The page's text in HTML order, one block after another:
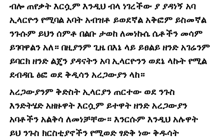
ብሎ ጠየቃት እርሷም እንዲህ ብላ ነገረችው ያ ያዳነኝ አባ
ኢላርዮን የሚባል አባት አብዝቶ ይወደኛል አቅፎም ይስመኛል
ንጉሱም ይህን ሰምቶ በልቡ ታወከ ለመነኩሴ ሴቶችን መሳም
ይገባዋልን አለ። በዚያንም ጊዜ በእኔ ላይ ይፀልይ ዘንድ አገሬንም
ይባርክ ዘንድ ልጄን ያዳናትን አባ ኢላርዮንን ወደኔ ላኩት የሚል
ደብዳቤ ፅፎ ወደ ቅዲሳን አረጋውያን ላከ።
አረጋውያንም ቅድስት ኢላርያን ጠርተው ወደ ንጉስ
እንድትሄድ አዘዙዋት እርሷም ይተዋት ዘንድ አረጋውያን
አባቶችን አልቅሳ ለመነቻቸው። እንርሱም እንዲህ አሉዋት
ይህ ንጉስ ክርስቲያኖችን የሚወድ ፃድቅ ነው ቅዱሳት